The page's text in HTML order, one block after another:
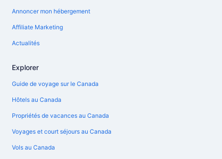
Annoncer mon hébergement
Affiliate Marketing
Actualités
Explorer
Guide de voyage sur le Canada
Hôtels au Canada
Propriétés de vacances au Canada
Voyages et court séjours au Canada
Vols au Canada